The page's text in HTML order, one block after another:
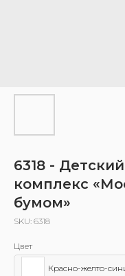
6318 -
комплекс
бумом»
SKU: 6318
Цвет
Красно-желто-